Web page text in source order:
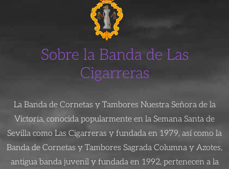
Sobre la Banda de Las
Cigarreras
La Banda de Cornetas y Tambores Nuestra Señora de la
Victoria, conocida popularmente en la Semana Santa de
Sevilla como Las Cigarreras y fundada en 1979, así como la
Banda de Cornetas y Tambores Sagrada Columna y Azotes,
antigua banda juvenil y fundada en 1992, pertenecen a la